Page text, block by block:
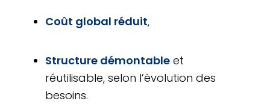
Coût global réduit,
Structure démontable et
réutilisable, selon l’évolution des
besoins.